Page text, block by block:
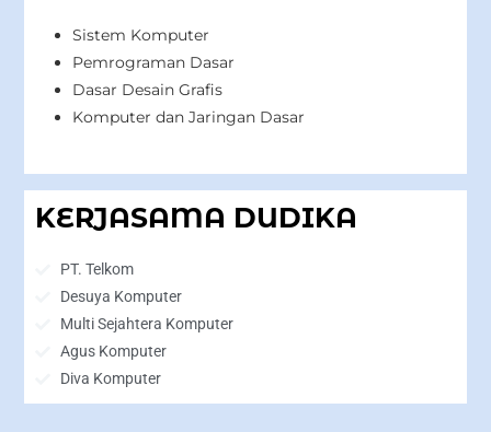
Sistem Komputer
Pemrograman Dasar
Dasar Desain Grafis
Komputer dan Jaringan Dasar
KERJASAMA DUDIKA
PT. Telkom
Desuya Komputer
Multi Sejahtera Komputer
Agus Komputer
Diva Komputer